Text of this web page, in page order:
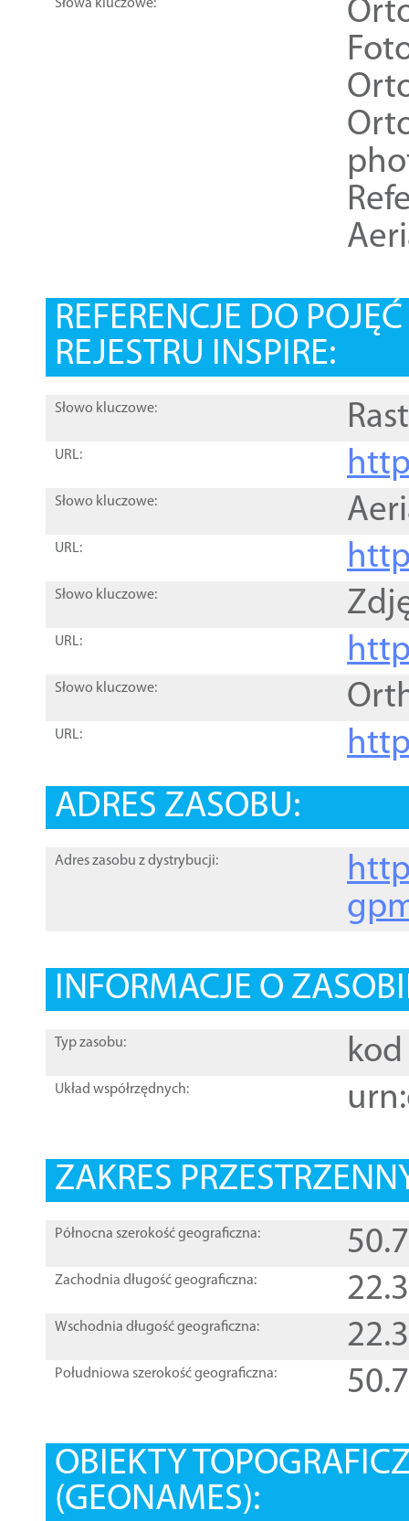
Słowa kluczowe:
REFERENCJE DO
REJESTRU INSPIRE:
Słowo kluczowe:
URL:
Słowo kluczowe:
URL:
Słowo kluczowe:
URL:
Słowo kluczowe:
URL:
ADRES ZASOBU:
Adres zasobu z dystrybucji:
INFORMACJE O
Typ zasobu: kod
Układ współrzędnych:
ZAKRES
Północna szerokość geograficzna:
Zachodnia długość geograficzna:
Wschodnia długość geograficzna:
Południowa szerokość geograficzna:
OBIEKTY
(GEONAMES):